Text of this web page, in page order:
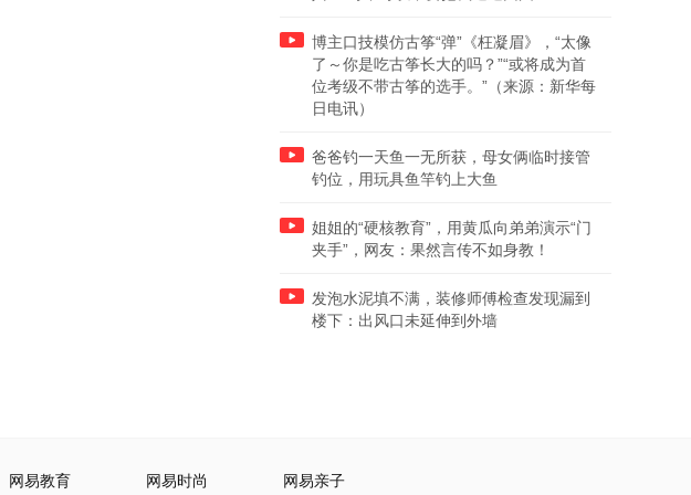
博主口技模仿古筝“弹”《枉凝眉》，“太像
了～你是吃古筝长大的吗？”“或将成为首
位考级不带古筝的选手。”（来源：新华每
日电讯）
爸爸钓一天鱼一无所获，母女俩临时接管
钓位，用玩具鱼竿钓上大鱼
姐姐的“硬核教育”，用黄瓜向弟弟演示“门
夹手”，网友：果然言传不如身教！
发泡水泥填不满，装修师傅检查发现漏到
楼下：出风口未延伸到外墙
网易教育 网易时尚 网易亲子